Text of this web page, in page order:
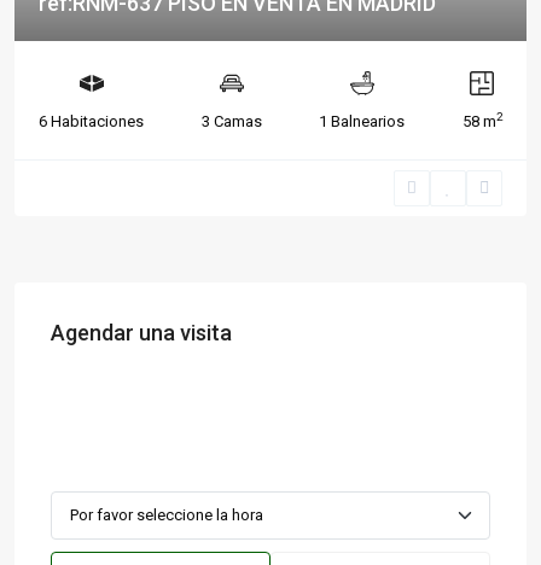
6 Habitaciones 3 Camas 1 Balnearios 58 m2
Agendar una visita